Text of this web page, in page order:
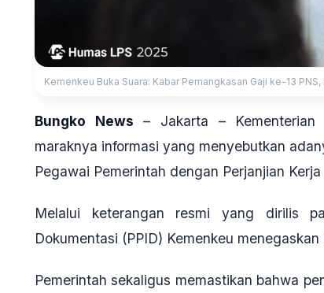
Kemenkeu Buka Suara: Kabar Pemangkasan Gaji ke-13
Bungko News – Jakarta – Kementerian
maraknya informasi yang menyebutkan
Pegawai Pemerintah dengan Perjanjian
Melalui keterangan resmi yang dirilis
Dokumentasi (PPID) Kemenkeu
Pemerintah sekaligus memastikan bahwa